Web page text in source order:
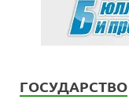
ГОСУДАРСТВО